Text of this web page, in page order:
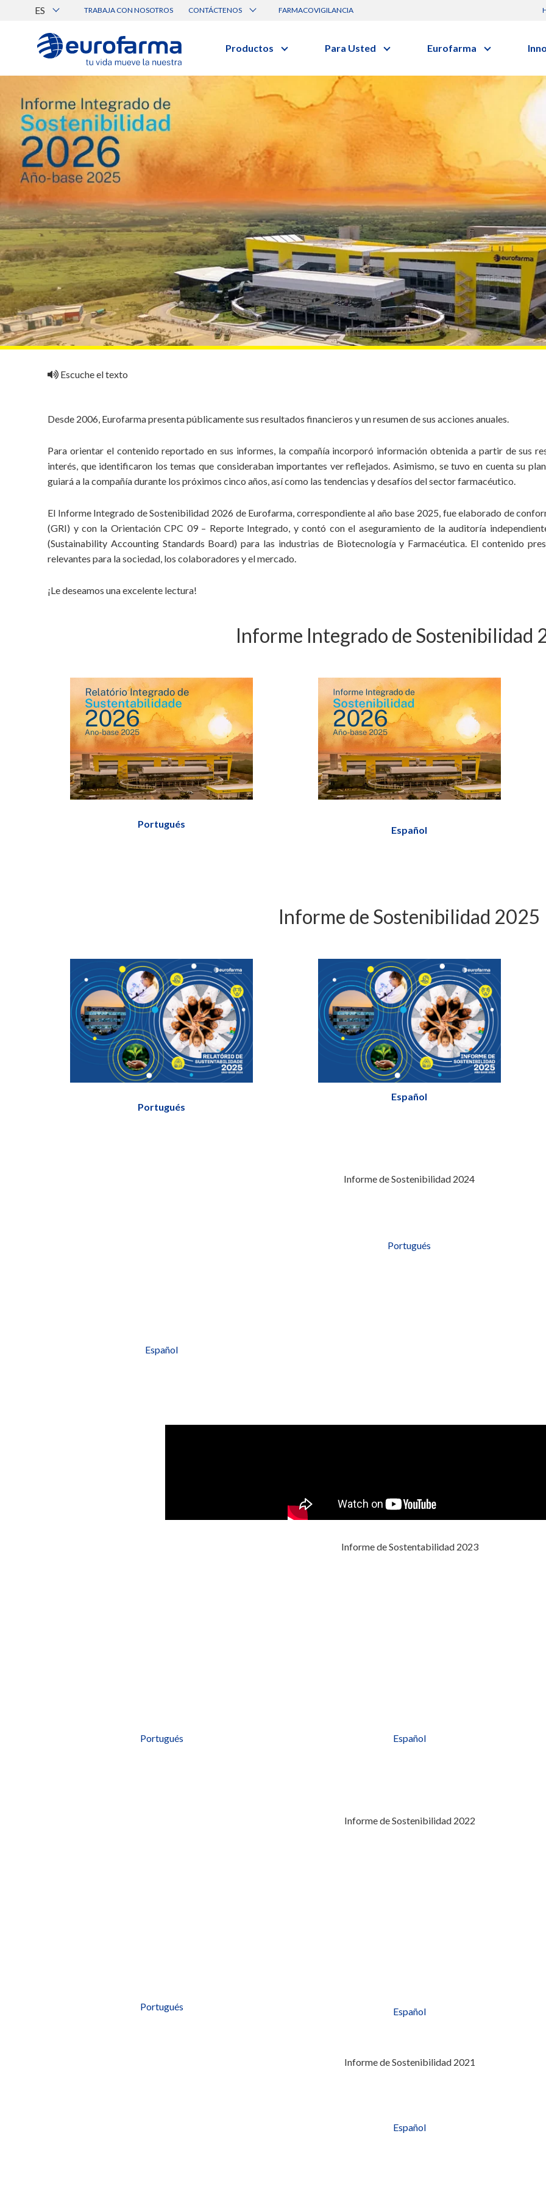
ES TRABAJA CON NOSOTROS CONTÁCTENOS
Canal de Ética Eurofarma
FARMACOVIGILANCIA
Productos
BUSCAR PRODUCTOS
Búsqueda por nombre, principio activo o clase terapéutica.
Ver todos los productos
BUSCAR POR CATEGORÍA
Prescripción
Médica
Genéricos Hospitalario Oncologia
Cuidados
personales
Alimentos /
Suplementos
alimentarios
Para Usted
Artículos
Diccionario de Salud
Videos
Eurofarma
Trabaje Con Nosotros
Certificaciones
Comunicados
Premios y Reconocimientos
Programa de Visitas
Dónde Estamos
Sala de prensa
Escuche el texto
Desde 2006, Eurofarma presenta públicamente sus resultados financieros y un resumen de sus acciones anuales.
Para orientar el contenido reportado en sus informes, la compañía incorporó información obtenida a partir de sus
interés, que identificaron los temas que consideraban importantes ver reflejados. Asimismo, se tuvo en cuenta su
guiará a la compañía durante los próximos cinco años, así como las tendencias y desafíos del sector farmacéutico.
El Informe Integrado de Sostenibilidad 2026 de Eurofarma, correspondiente al año base 2025, fue elaborado de
(GRI) y con la Orientación CPC 09 – Reporte Integrado, y contó con el aseguramiento de la auditoría
(Sustainability Accounting Standards Board) para las industrias de Biotecnología y Farmacéutica. El contenido
relevantes para la sociedad, los colaboradores y el mercado.
¡Le deseamos una excelente lectura!
Informe Integrado de Sostenibilidad
Portugués
Español
Informe de Sostenibilidad 2025
Portugués
Español
Informe de Sostenibilidad 2024
Español
Portugués
Informe de Sostentabilidad 2023
Portugués Español
Informe de Sostenibilidad 2022
Portugués Español
Informe de Sostenibilidad 2021
Español